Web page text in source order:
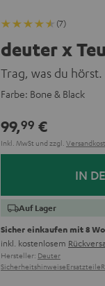
(7)
deuter x
Trag, was du hörst.
Farbe: Bone & Black
99,99 €
Inkl. MwSt und zzgl.
IN
Auf Lager
Sicher einkaufen mit 8
inkl. kostenlosem
Hersteller: Deuter
SicherheitshinweiseErsatzteile